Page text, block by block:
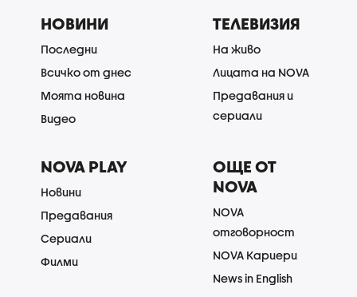
НОВИНИ
Последни
Всичко от днес
Моята новина
Видео
ТЕЛЕВИЗИЯ
На живо
Лицата на NOVA
Предавания и
сериали
NOVA PLAY
Новини
Предавания
Сериали
Филми
ОЩЕ ОТ
NOVA
NOVA
отговорност
NOVA Кариери
News in English